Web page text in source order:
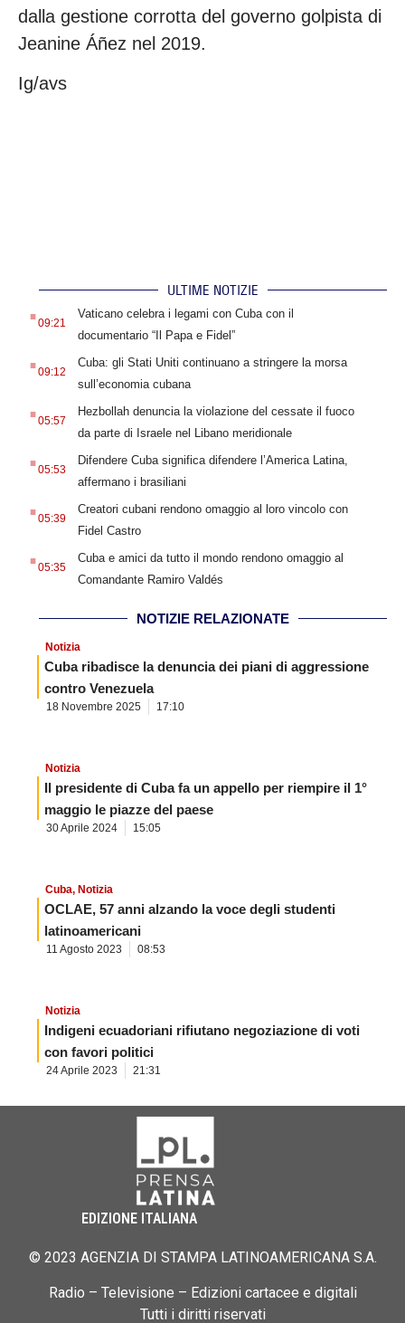
dalla gestione corrotta del governo golpista di
Jeanine Áñez nel 2019.
Ig/avs
ULTIME NOTIZIE
.09:21
Vaticano celebra i legami con Cuba con il
documentario “Il Papa e Fidel”
.09:12
Cuba: gli Stati Uniti continuano a stringere la morsa
sull’economia cubana
.05:57
Hezbollah denuncia la violazione del cessate il fuoco
da parte di Israele nel Libano meridionale
.05:53
Difendere Cuba significa difendere l’America Latina,
affermano i brasiliani
.05:39
Creatori cubani rendono omaggio al loro vincolo con
Fidel Castro
.05:35
Cuba e amici da tutto il mondo rendono omaggio al
Comandante Ramiro Valdés
NOTIZIE RELAZIONATE
Notizia
Cuba ribadisce la denuncia dei piani di aggressione
contro Venezuela
18 Novembre 2025 17:10
Notizia
Il presidente di Cuba fa un appello per riempire il 1°
maggio le piazze del paese
30 Aprile 2024 15:05
Cuba, Notizia
OCLAE, 57 anni alzando la voce degli studenti
latinoamericani
11 Agosto 2023 08:53
Notizia
Indigeni ecuadoriani rifiutano negoziazione di voti
con favori politici
24 Aprile 2023 21:31
EDIZIONE ITALIANA
© 2023 AGENZIA DI STAMPA LATINOAMERICANA S.A.
Radio – Televisione – Edizioni cartacee e digitali
Tutti i diritti riservati